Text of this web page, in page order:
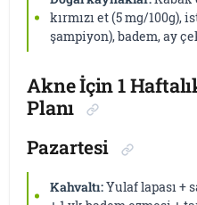
kırmızı et (5 mg/100g),
şampiyon), badem, ay
Akne İçin 1
Planı
Pazartesi
Kahvaltı:Yulaf lapası +